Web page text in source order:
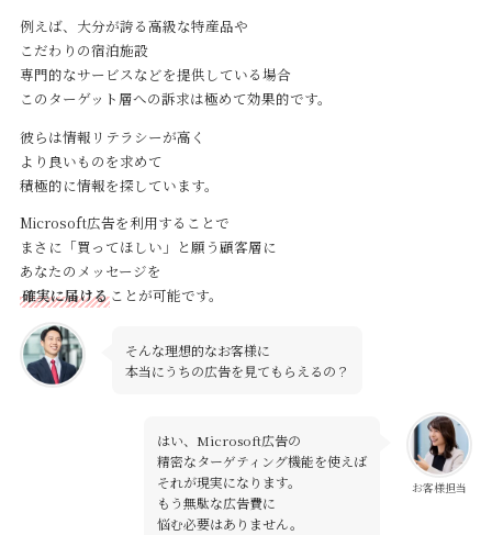
例えば、大分が誇る高級な特産品や
こだわりの宿泊施設
専門的なサービスなどを提供している場合
このターゲット層への訴求は極めて効果的です。
彼らは情報リテラシーが高く
より良いものを求めて
積極的に情報を探しています。
Microsoft広告を利用することで
まさに「買ってほしい」と願う顧客層に
あなたのメッセージを
確実に届けることが可能です。
そんな理想的なお客様に
本当にうちの広告を見てもらえるの？
お客様担当
はい、Microsoft広告の
精密なターゲティング機能を使えば
それが現実になります。
もう無駄な広告費に
悩む必要はありません。